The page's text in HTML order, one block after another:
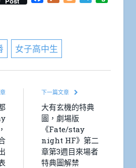
女子高中生
下一篇文章
大有玄機的特典
圖，劇場版
《Fate/stay
night HF》第二
章第3週目來場者
特典圖解禁